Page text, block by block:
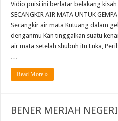
Vidio puisi ini berlatar belakang
SECANGKIR AIR MATA UNTUK
Secangkir air mata Kutuang dalam
denganmu Kan tinggalkan suatu
air mata setelah shubuh itu Luka,
…
Read More »
BENER MERIAH